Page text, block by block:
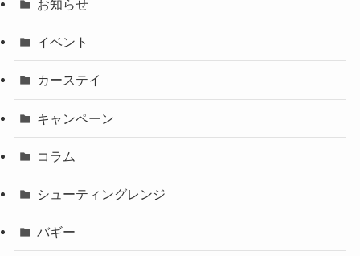
お知らせ
イベント
カーステイ
キャンペーン
コラム
シューティングレンジ
バギー